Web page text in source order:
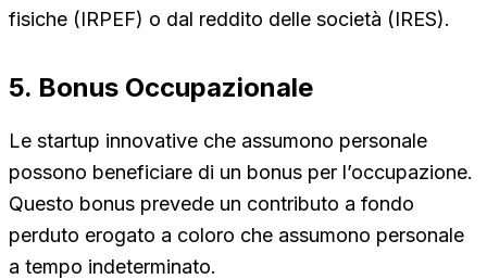
fisiche (IRPEF) o dal reddito delle società (IRES).
5. Bonus Occupazionale
Le startup innovative che assumono personale
possono beneficiare di un bonus per l’occupazione.
Questo bonus prevede un contributo a fondo
perduto erogato a coloro che assumono personale
a tempo indeterminato.